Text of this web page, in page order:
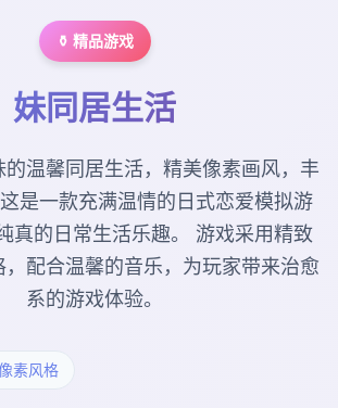
⚱️ 精品游戏
妹同居生活
温馨同居生活，精美像素画风，丰
是一款充满温情的日式恋爱模拟游
真的日常生活乐趣。 游戏采用精致
，配合温馨的音乐，为玩家带来治愈
系的游戏体验。
素风格